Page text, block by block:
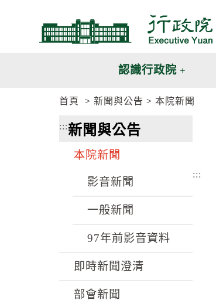
認識行政院
首頁 新聞與公告 本院新聞
:::新聞與公告
本院新聞
影音新聞
一般新聞
97年前影音資料
即時新聞澄清
部會新聞
:::